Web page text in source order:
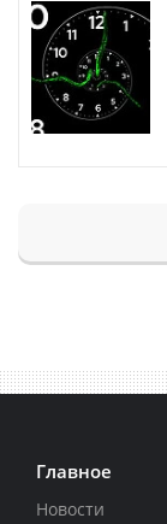
Главное
Новости